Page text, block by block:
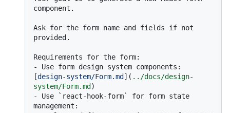
component.
Ask for the form name and fields if not
provided.
-
Use form design system components:
[design-system/Form.md ]( ../docs/design-
system/Form.md
-
Use `react-hook-form`
for form state